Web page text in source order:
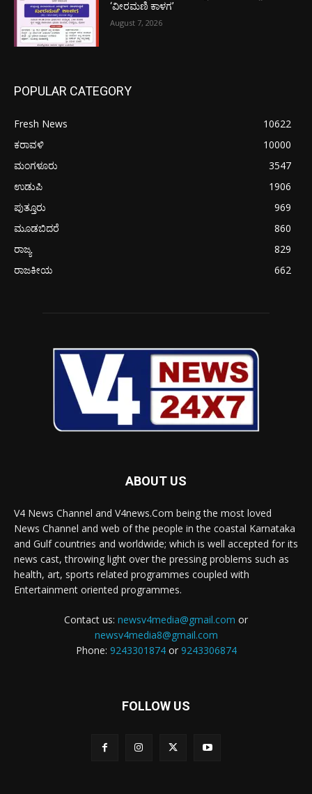
‘ವೀರಮಣಿ ಕಾಳಗ’
August 7, 2026
POPULAR CATEGORY
Fresh News
10622
ಕರಾವಳಿ
10000
ಮಂಗಳೂರು
3547
ಉಡುಪಿ
1906
ಪುತ್ತೂರು
969
ಮೂಡಬಿದರೆ
860
ರಾಜ್ಯ
829
ರಾಜಕೀಯ
662
ABOUT US
V4 News Channel and V4news.Com being the most loved
News Channel and web of the people in the coastal Karnataka
and Gulf countries and worldwide; which is well accepted for its
news cast, throwing light over the pressing problems such as
health, art, sports related programmes coupled with
Entertainment oriented programmes.
Contact us: newsv4media@gmail.com or
newsv4media8@gmail.com
Phone: 9243301874or 9243306874
FOLLOW US